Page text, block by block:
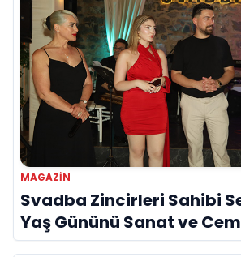
MAGAZIN
Svadba Zincirleri Sahibi
Yaş Gününü Sanat ve
Dünyasının Ünlü